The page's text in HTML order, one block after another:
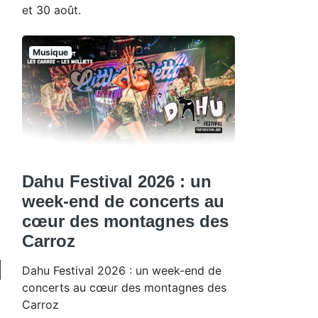
et 30 août.
Musique
Dahu Festival 2026 : un
week-end de concerts au
cœur des montagnes des
Carroz
Dahu Festival 2026 : un week-end de
concerts au cœur des montagnes des
Carroz